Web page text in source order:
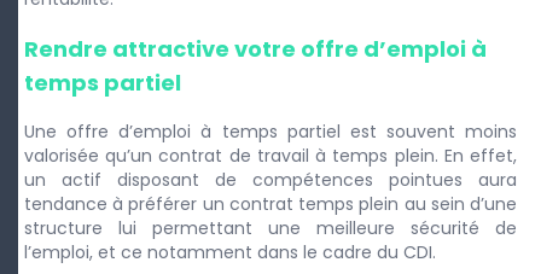
Rendre attractive votre offre d’emploi à
temps partiel
Une offre d’emploi à temps partiel est souvent moins
valorisée qu’un contrat de travail à temps plein. En effet,
un actif disposant de compétences pointues aura
tendance à préférer un contrat temps plein au sein d’une
structure lui permettant une meilleure sécurité de
l’emploi, et ce notamment dans le cadre du CDI.